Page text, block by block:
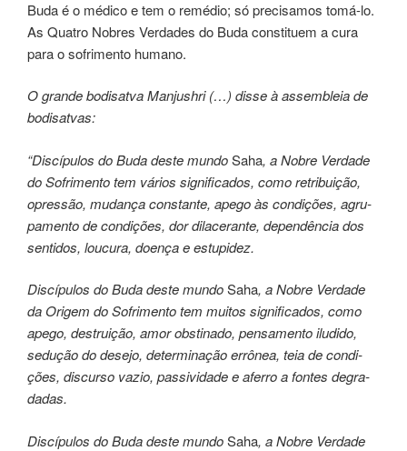
Buda é o médi­co e tem o remé­dio; só pre­ci­sa­mos tomá-lo.
As Quatro Nobres Verdades do Buda constituem a cura
para o sofri­men­to humano.
O gran­de bodisatva Manjushri (…) disse à assembleia de
bodisatvas:
“Discípulos do Buda deste mundoSaha, a Nobre Verdade
do Sofrimento tem vários sig­ni­fi­ca­dos, como retri­bui­ção,
opres­são, mudan­ça cons­tan­te, apego às condições, agru­
pa­men­to de con­di­ções, dor dilaceran­te, dependência dos
sentidos, loucu­ra, doen­ça e estu­pi­dez.
Discípulos do Buda deste mundoSaha, a Nobre Verdade
da Origem do Sofrimento tem mui­tos sig­ni­fi­ca­dos, como
apego, des­trui­ção, amor obs­ti­na­do, pensamen­to ilu­di­do,
sedu­ção do dese­jo, deter­mi­na­ção errô­nea, teia de condi­
ções, discur­so vazio, pas­si­vi­da­de e afer­ro a fon­tes degra­
da­das.
Discípulos do Buda deste mundoSaha, a Nobre Verdade